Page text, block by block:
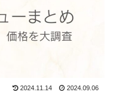
2024.11.14 2024.09.06